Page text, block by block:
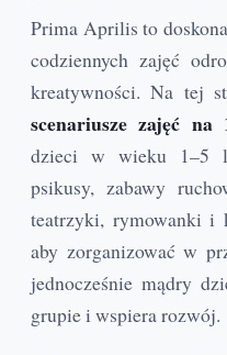
Prima Aprilis to
codziennych zajęć
kreatywności. Na tej
scenariusze zajęć
dzieci w wieku 1–5
psikusy, zabawy
teatrzyki, rymowanki i
aby zorganizować w
jednocześnie mądry
grupie i wspiera rozwój.